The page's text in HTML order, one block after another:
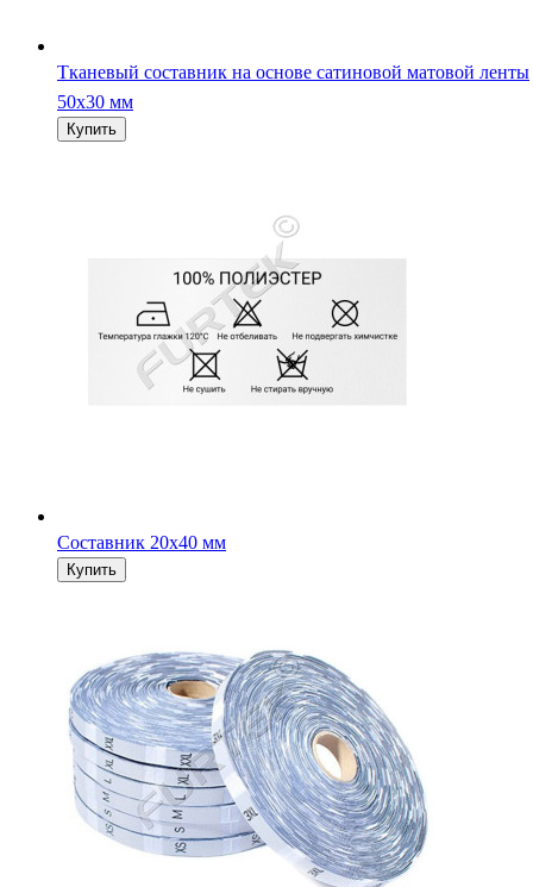
Тканевый составник на основе сатиновой матовой ленты
50х30 мм
Составник 20х40 мм